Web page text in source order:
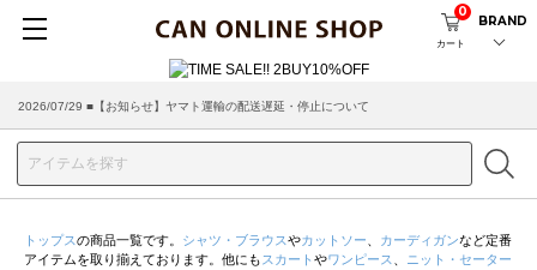
カート
0
BRAND
2026/07/29 ■【お知らせ】ヤマト運輸の配送遅延・停止について
2026/03/18 ■店舗受け取りサービスのご案内
トップスの商品一覧です。 シャツ・ブラウスやカットソー カーディガンなど定番
アイテムを取り揃えております。他にも スカート やワンピース
ニット・セーター